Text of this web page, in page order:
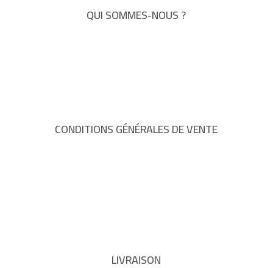
QUI SOMMES-NOUS ?
CONDITIONS GÉNÉRALES DE VENTE
LIVRAISON